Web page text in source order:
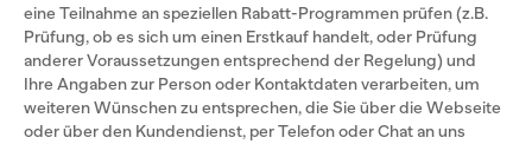
eine Teilnahme an speziellen Rabatt-Programmen prüfen (z.B.
Prüfung, ob es sich um einen Erstkauf handelt, oder Prüfung
anderer Voraussetzungen entsprechend der Regelung) und
Ihre Angaben zur Person oder Kontaktdaten verarbeiten, um
weiteren Wünschen zu entsprechen, die Sie über die Webseite
oder über den Kundendienst, per Telefon oder Chat an uns